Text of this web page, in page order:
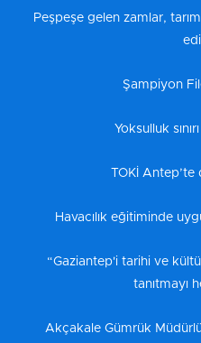
Peşpeşe gelen zamlar,
Şampiyon
Yoksulluk
TOKİ Antep’te
Havacılık eğitiminde
“Gaziantep'i tarihi ve
tanıtmayı
Akçakale Gümrük